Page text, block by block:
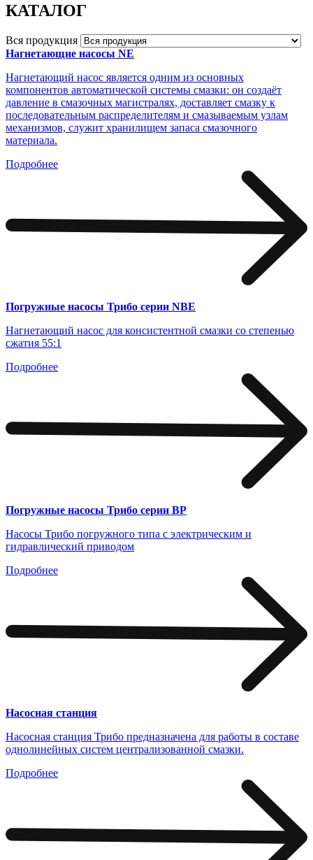
КАТАЛОГ
Вся продукция
Нагнетающие насосы NE
Нагнетающий насос является одним из основных
компонентов автоматической системы смазки: он создаёт
давление в смазочных магистралях, доставляет смазку к
последовательным распределителям и смазываемым узлам
механизмов, служит хранилищем запаса смазочного
материала.
Подробнее
Погружные насосы Трибо серии NBE
Нагнетающий насос для консистентной смазки со степенью
сжатия 55:1
Подробнее
Погружные насосы Трибо серии BP
Насосы Трибо погружного типа с электрическим и
гидравлический приводом
Подробнее
Насосная станция
Насосная станция Трибо предназначена для работы в составе
однолинейных систем централизованной смазки.
Подробнее